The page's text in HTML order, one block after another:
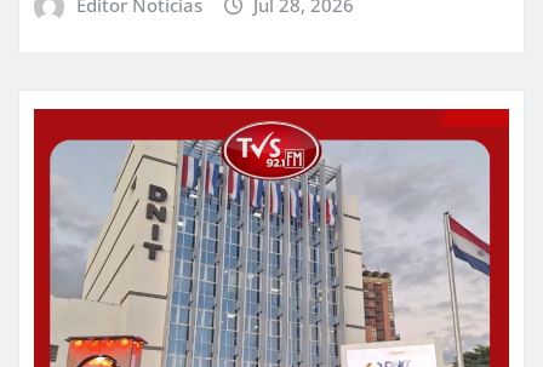
Editor Noticias Jul 28, 2026